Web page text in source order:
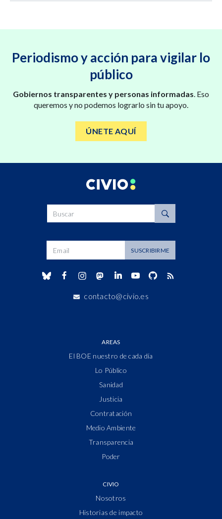
Periodismo y acción para vigilar lo
público
Gobiernos transparentes y personas informadas. Eso
queremos y no podemos lograrlo sin tu apoyo.
ÚNETE AQUÍ
SUSCRIBIRME
contacto@civio.es
AREAS
El BOE nuestro de cada día
Lo Público
Sanidad
Justicia
Contratación
Medio Ambiente
Transparencia
Poder
CIVIO
Nosotros
Historias de impacto